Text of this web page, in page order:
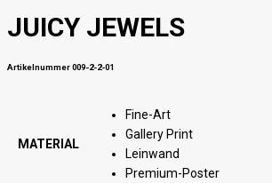
JUICY JEWELS
Artikelnummer 009-2-2-01
MATERIAL
Fine-Art
Gallery Print
Leinwand
Premium-Poster